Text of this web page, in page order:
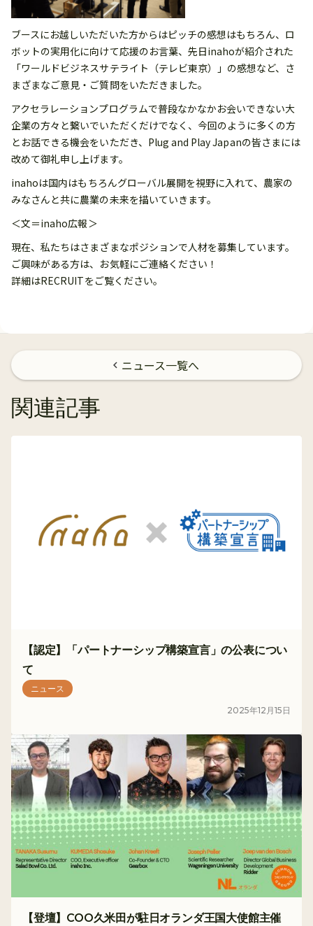
ブースにお越しいただいた方からはピッチの感想はもちろん、ロ
ボットの実用化に向けて応援のお言葉、先日inahoが紹介された
「ワールドビジネスサテライト（テレビ東京）」の感想など、さ
まざまなご意見・ご質問をいただきました。
アクセラレーションプログラムで普段なかなかお会いできない大
企業の方々と繋いでいただくだけでなく、今回のように多くの方
とお話できる機会をいただき、Plug and Play Japanの皆さまには
改めて御礼申し上げます。
inahoは国内はもちろんグローバル展開を視野に入れて、農家の
みなさんと共に農業の未来を描いていきます。
＜文＝inaho広報＞
現在、私たちはさまざまなポジションで人材を募集しています。
ご興味がある方は、お気軽にご連絡ください！
詳細はRECRUITをご覧ください。
chevron_left ニュース一覧へ
関連記事
【認定】「パートナーシップ構築宣言」の公表につい
て
ニュース
2025年12 月15 日
【登壇】COO久米田が駐日オランダ王国大使館主催